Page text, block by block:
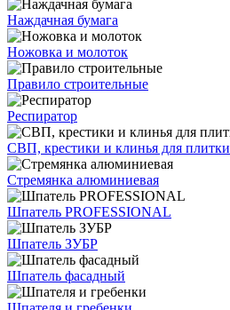
Наждачная бумага
Ножовка и молоток
Правило строительные
Респиратор
СВП, крестики и клинья для плитки
Стремянка алюминиевая
Шпатель PROFESSIONAL
Шпатель ЗУБР
Шпатель фасадный